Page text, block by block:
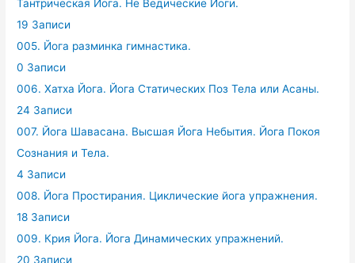
Тантрическая Йога. Не Ведические Йоги.
19 Записи
005. Йога разминка гимнастика.
0 Записи
006. Хатха Йога. Йога Статических Поз Тела или Асаны.
24 Записи
007. Йога Шавасана. Высшая Йога Небытия. Йога Покоя
Сознания и Тела.
4 Записи
008. Йога Простирания. Циклические йога упражнения.
18 Записи
009. Крия Йога. Йога Динамических упражнений.
20 Записи